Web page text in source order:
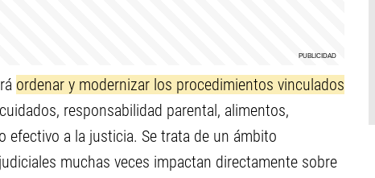
ordenar y modernizar los procedimientos vinculados
cuidados, responsabilidad parental, alimentos,
efectivo a la justicia. Se trata de un ámbito
muchas veces impactan directamente sobre